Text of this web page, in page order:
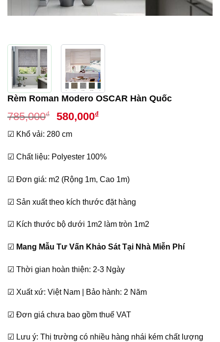
Rèm Roman Modero OSCAR Hàn Quốc
785,000₫
Giá
là:
785,000₫.
580,000₫Giá
là:
580,000₫.
☑ Khổ vải: 280 cm
☑ Chất liệu: Polyester 100%
☑ Đơn giá: m2 (Rộng 1m, Cao 1m)
☑ Sản xuất theo kích thước đặt hàng
☑ Kích thước bộ dưới 1m2 làm tròn 1m2
☑ Mang Mẫu Tư Vấn Khảo Sát Tại Nhà Miễn Phí
☑ Thời gian hoàn thiện: 2-3 Ngày
☑ Xuất xứ: Việt Nam | Bảo hành: 2 Năm
☑ Đơn giá chưa bao gồm thuế VAT
☑ Lưu ý: Thị trường có nhiều hàng nhái kém chất lượng